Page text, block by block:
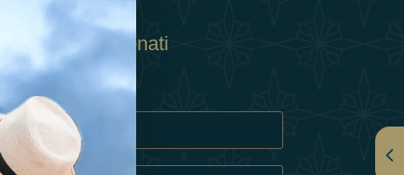
Privacy
Abbonati